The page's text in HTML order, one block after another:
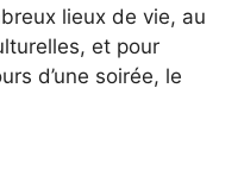
lieux de vie, au
et pour
d’une soirée, le